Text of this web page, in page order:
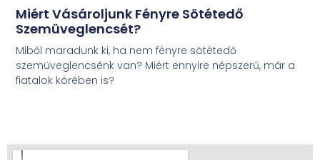
Miért Vásároljunk Fényre Sötétedő
Szemüveglencsét?
Miből maradunk ki, ha nem fényre sötétedő
szemüveglencsénk van? Miért ennyire népszerű, már a
fiatalok körében is?